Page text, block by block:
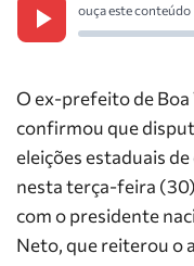
ouça este conteúdo
O ex-prefeito de
confirmou que
eleições estaduais
nesta terça-feira
com o presidente
Neto, que reiterou o